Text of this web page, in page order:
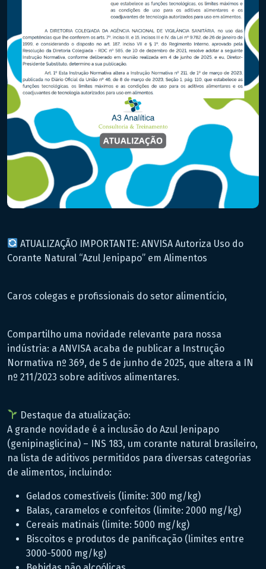
ATUALIZAÇÃO IMPORTANTE: ANVISA Autoriza Uso do
Corante Natural “Azul Jenipapo” em Alimentos
Caros colegas e profissionais do setor alimentício,
Compartilho uma novidade relevante para nossa
indústria: a ANVISA acaba de publicar a Instrução
Normativa nº 369, de 5 de junho de 2025, que altera a IN
nº 211/2023 sobre aditivos alimentares.
Destaque da atualização:
A grande novidade é a inclusão do Azul Jenipapo
(genipinaglicina) – INS 183, um corante natural brasileiro,
na lista de aditivos permitidos para diversas categorias
de alimentos, incluindo:
Gelados comestíveis (limite: 300 mg/kg)
Balas, caramelos e confeitos (limite: 2000 mg/kg)
Cereais matinais (limite: 5000 mg/kg)
Biscoitos e produtos de panificação (limites entre
3000-5000 mg/kg)